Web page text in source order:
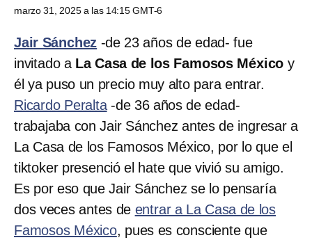
marzo 31, 2025 a las 14:15 GMT-6
Jair Sánchez -de 23 años de edad- fue
invitado aLa Casa de los Famosos México y
él ya puso un precio muy alto para entrar.
Ricardo Peralta-de 36 años de edad-
trabajaba con Jair Sánchez antes de ingresar a
La Casa de los Famosos México, por lo que el
tiktoker presenció el hate que vivió su amigo.
Es por eso que Jair Sánchez se lo pensaría
dos veces antes de entrar a La Casa de los
Famosos México, pues es consciente que